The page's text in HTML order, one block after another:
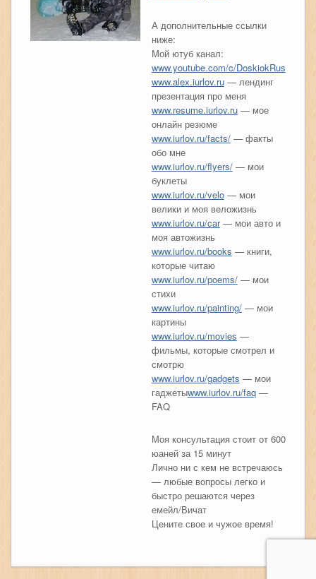
А дополнительные ссылки
ниже:
Мой ютуб канал:
www.youtube.com/c/DoskiokRus
www.alex.iurlov.ru— лендинг
презентация про меня
www.resume.iurlov.ru— мое
онлайн резюме
www.iurlov.ru/facts/— факты
обо мне
www.iurlov.ru/flyers/— мои
буклеты
www.iurlov.ru/velo— мои
велики и моя веложизнь
www.iurlov.ru/car— мои авто и
моя автожизнь
www.iurlov.ru/books — книги,
которые читаю
www.iurlov.ru/poems/— мои
стихи
www.iurlov.ru/painting/— мои
картины
www.iurlov.ru/movies —
фильмы, которые смотрел и
смотрю
www.iurlov.ru/gadgets — мои
гаджетыwww.iurlov.ru/faq—
FAQ
Моя консультация стоит от 600
юаней за 15 минут
Лично ни с кем не встречаюсь
— любые вопросы легко и
быстро решаются через
емейл/Вичат
Цените свое и чужое время!